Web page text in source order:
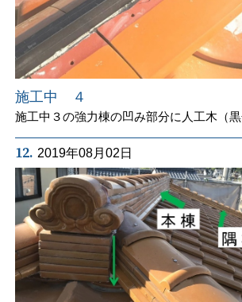
施工中 ４
施工中３の強力棟の凹み部分に人工木（
12. 2019年08月02日